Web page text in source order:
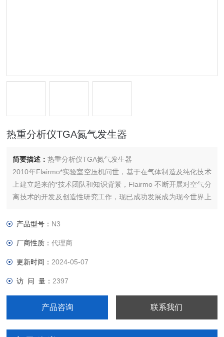
热重分析仪TGA氮气发生器
简要描述：热重分析仪TGA氮气发生器
2010年Flairmo*实验室空压机问世，基于在气体制造及纯化技术
上建立起来的*技术团队和知识背景，Flairmo 不断开展对空气分
离技术的开发及创造性研究工作，现已成功发展成为现今世界上
产品型号： N3
厂商性质：代理商
更新时间： 2024-05-07
访 问 量： 2397
产品咨询 联系我们